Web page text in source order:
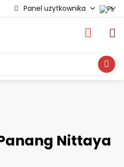
Panel użytkownika
Nittaya